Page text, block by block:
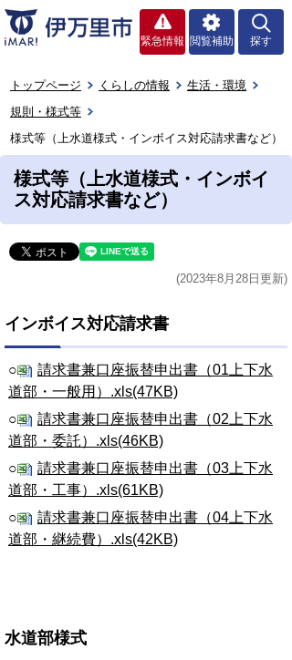
緊急情報 閲覧補助 探す
トップページ くらしの情報
生活・環境
規則・様式等
様式等（上水道様式・インボイス対応請求書など）
様式等（上水道様式・インボイ
ス対応請求書など）
(2023年8月28日更新)
インボイス対応請求書
○
請求書兼口座振替申出書（01上下水
道部・一般用）.xls(47KB)
○
請求書兼口座振替申出書（02上下水
道部・委託）.xls(46KB)
○
請求書兼口座振替申出書（03上下水
道部・工事）.xls(61KB)
○
請求書兼口座振替申出書（04上下水
道部・継続費）.xls(42KB)
水道部様式